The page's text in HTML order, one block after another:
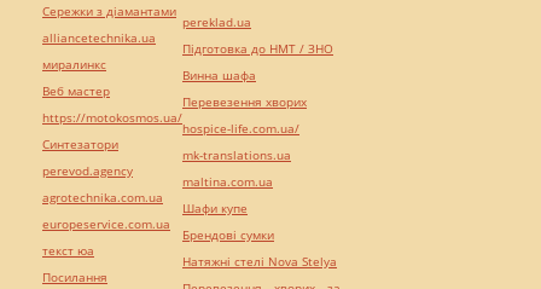
Сережки з діамантами
alliancetechnika.ua
миралинкс
Веб мастер
https://motokosmos.ua/
Синтезатори
perevod.agency
agrotechnika.com.ua
europeservice.com.ua
текст юа
Посилання
pereklad.ua
Підготовка до НМТ / ЗНО
Винна шафа
Перевезення хворих
hospice-life.com.ua/
mk-translations.ua
maltina.com.ua
Шафи купе
Брендові сумки
Натяжні стелі Nova Stelya